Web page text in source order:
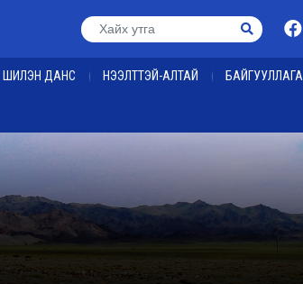
ШИЛЭН ДАНС НЭЭЛТТЭЙ-АЛТАЙ БАЙГУУЛЛАГА